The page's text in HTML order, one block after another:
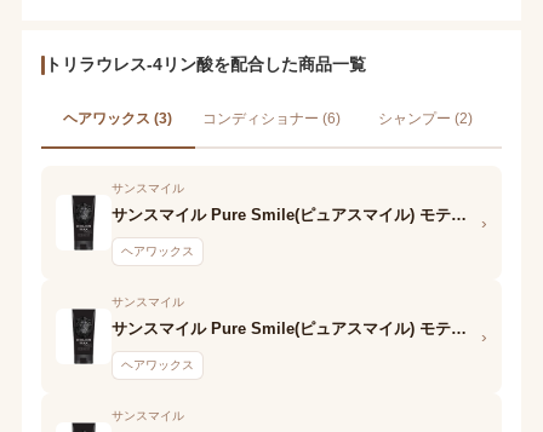
トリラウレス-4リン酸を配合した商品一覧
ヘアワックス (3) コンディショナー (6) シャンプー (2)
サンスマイル
サンスマイル Pure Smile(ピュアスマイル) モテワックス ヘアカラーワックス(レッド)
ヘアワックス
›
サンスマイル
サンスマイル Pure Smile(ピュアスマイル) モテワックス ヘアカラーワックス(シルバー)
ヘアワックス
›
サンスマイル